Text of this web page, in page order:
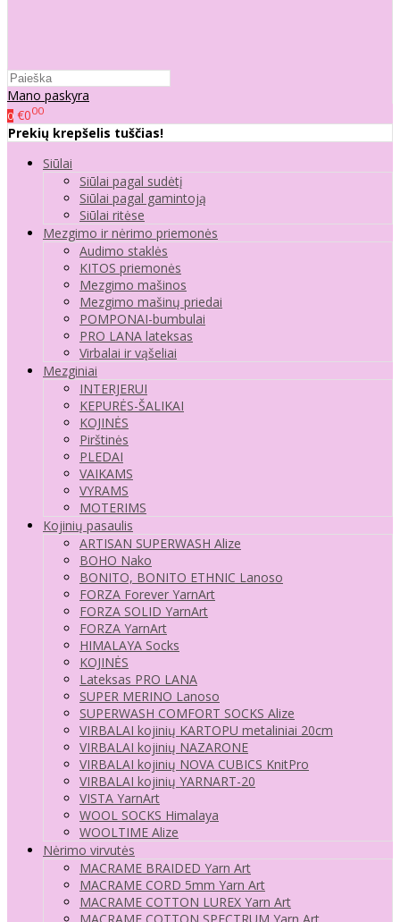
Mano paskyra
0 €000
Prekių krepšelis tuščias!
Siūlai
Siūlai pagal sudėtį
Siūlai pagal gamintoją
Siūlai ritėse
Mezgimo ir nėrimo priemonės
Audimo staklės
KITOS priemonės
Mezgimo mašinos
Mezgimo mašinų priedai
POMPONAI-bumbulai
PRO LANA lateksas
Virbalai ir vąšeliai
Mezginiai
INTERJERUI
KEPURĖS-ŠALIKAI
KOJINĖS
Pirštinės
PLEDAI
VAIKAMS
VYRAMS
MOTERIMS
Kojinių pasaulis
ARTISAN SUPERWASH Alize
BOHO Nako
BONITO, BONITO ETHNIC Lanoso
FORZA Forever YarnArt
FORZA SOLID YarnArt
FORZA YarnArt
HIMALAYA Socks
KOJINĖS
Lateksas PRO LANA
SUPER MERINO Lanoso
SUPERWASH COMFORT SOCKS Alize
VIRBALAI kojinių KARTOPU metaliniai 20cm
VIRBALAI kojinių NAZARONE
VIRBALAI kojinių NOVA CUBICS KnitPro
VIRBALAI kojinių YARNART-20
VISTA YarnArt
WOOL SOCKS Himalaya
WOOLTIME Alize
Nėrimo virvutės
MACRAME BRAIDED Yarn Art
MACRAME CORD 5mm Yarn Art
MACRAME COTTON LUREX Yarn Art
MACRAME COTTON SPECTRUM Yarn Art